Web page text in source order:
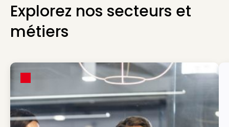
Explorez nos secteurs et
métiers